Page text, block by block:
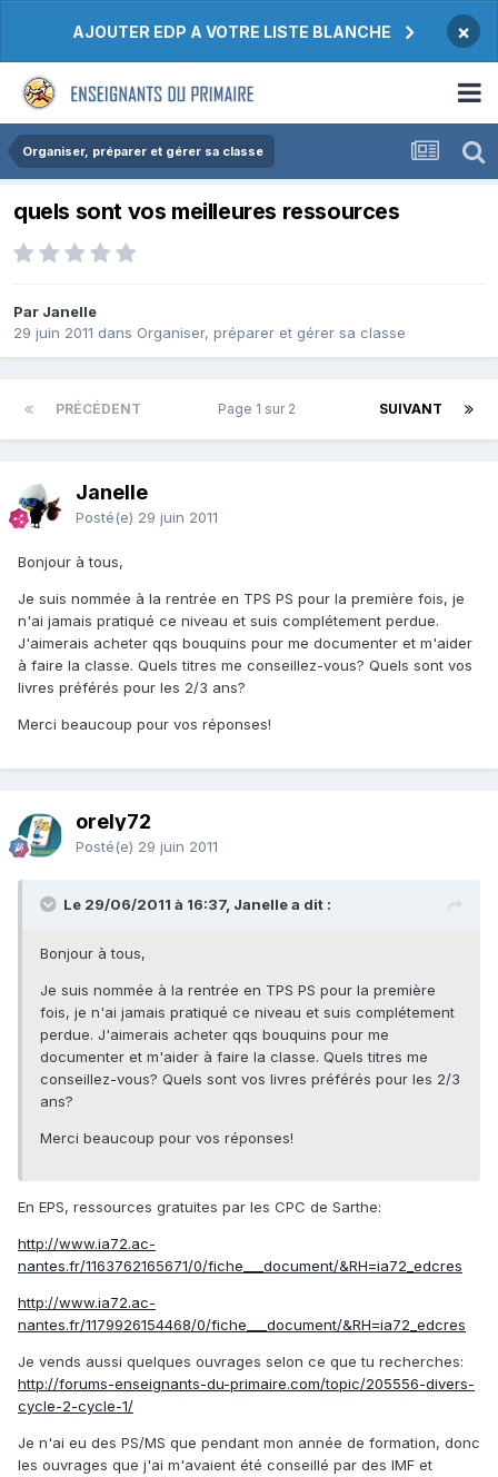
AJOUTER EDP A VOTRE LISTE BLANCHE ×
Organiser, préparer et gérer sa classe
quels sont vos meilleures ressources
Par Janelle
29 juin 2011 dans Organiser, préparer et gérer sa classe
PRÉCÉDENT SUIVANT
Page 1 sur 2
Janelle
Posté(e) 29 juin 2011
Bonjour à tous,
Je suis nommée à la rentrée en TPS PS pour la première fois, je
n'ai jamais pratiqué ce niveau et suis complétement perdue.
J'aimerais acheter qqs bouquins pour me documenter et m'aider
à faire la classe. Quels titres me conseillez-vous? Quels sont vos
livres préférés pour les 2/3 ans?
Merci beaucoup pour vos réponses!
orely72
Posté(e) 29 juin 2011
Le 29/06/2011 à 16:37, Janelle a dit :
Bonjour à tous,
Je suis nommée à la rentrée en TPS PS pour la première
fois, je n'ai jamais pratiqué ce niveau et suis complétement
perdue. J'aimerais acheter qqs bouquins pour me
documenter et m'aider à faire la classe. Quels titres me
conseillez-vous? Quels sont vos livres préférés pour les 2/3
ans?
Merci beaucoup pour vos réponses!
En EPS, ressources gratuites par les CPC de Sarthe:
http://www.ia72.ac-
nantes.fr/1163762165671/0/fiche___document/&RH=ia72_edcres
http://www.ia72.ac-
nantes.fr/1179926154468/0/fiche___document/&RH=ia72_edcres
Je vends aussi quelques ouvrages selon ce que tu recherches:
http://forums-enseignants-du-primaire.com/topic/205556-divers-
cycle-2-cycle-1/
Je n'ai eu des PS/MS que pendant mon année de formation, donc
les ouvrages que j'ai m'avaient été conseillé par des IMF et